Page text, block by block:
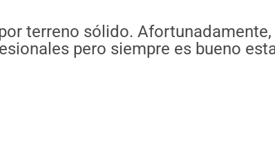
terreno sólido.
pero siempre es bueno